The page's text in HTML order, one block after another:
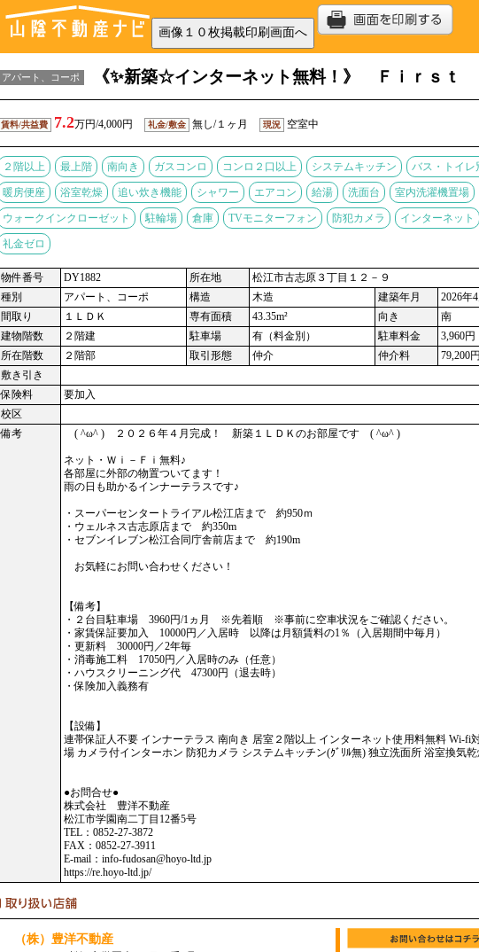
アパート、コーポ 《✨新築☆インターネット無料！》 Ｆｉｒｓｔ
賃料/共益費 7.2万円/4,000円 礼金/敷金 無し/１ヶ月 現況 空室中
２階以上 最上階 南向き ガスコンロ コンロ２口以上 システムキッチン バス・トイレ
暖房便座 浴室乾燥 追い炊き機能 シャワー エアコン 給湯 洗面台 室内洗濯機置場
ウォークインクローゼット 駐輪場 倉庫 TVモニターフォン 防犯カメラ インターネット
礼金ゼロ
物件番号 DY1882 所在地
松江市古志原３丁目１２－９
種別
アパート、コーポ 構造 木造 建築年月
2026年
間取り
１ＬＤＫ 専有面積 43.35m² 向き
南
建物階数
２階建 駐車場 有（料金別） 駐車料金
3,960円
所在階数
２階部 取引形態 仲介 仲介料
79,200
敷き引き
保険料
要加入
校区
備考
( ^ω^ ) ２０２６年４月完成！ 新築１ＬＤＫのお部屋です ( ^ω^ )
ネット・Ｗｉ－Ｆｉ無料♪
各部屋に外部の物置ついてます！
雨の日も助かるインナーテラスです♪
・スーパーセンタートライアル松江店まで 約950ｍ
・ウェルネス古志原店まで 約350m
・セブンイレブン松江合同庁舎前店まで 約190m
お気軽にお問い合わせください！
【備考】
・２台目駐車場 3960円/1ヵ月 ※先着順 ※事前に空車状況をご確認ください。
・家賃保証要加入 10000円／入居時 以降は月額賃料の1％（入居期間中毎月）
・更新料 30000円／2年毎
・消毒施工料 17050円／入居時のみ（任意）
・ハウスクリーニング代 47300円（退去時）
・保険加入義務有
【設備】
連帯保証人不要 インナーテラス 南向き 居室２階以上 インターネット使用料無料 Wi-fi
場 カメラ付インターホン 防犯カメラ システムキッチン(ｸﾞﾘﾙ無) 独立洗面所 浴室換気
●お問合せ●
株式会社 豊洋不動産
松江市学園南二丁目12番5号
TEL：0852-27-3872
FAX：0852-27-3911
E-mail：info-fudosan@hoyo-ltd.jp
https://re.hoyo-ltd.jp/
（株）豊洋不動産